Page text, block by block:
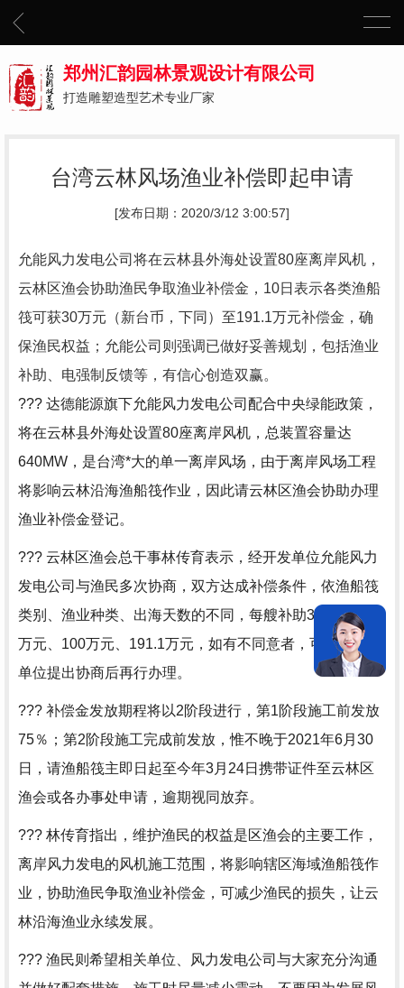
郑州汇韵园林景观设计有限公司
打造雕塑造型艺术专业厂家
台湾云林风场渔业补偿即起申请
[发布日期：2020/3/12 3:00:57]
允能风力发电公司将在云林县外海处设置80座离岸风机，
云林区渔会协助渔民争取渔业补偿金，10日表示各类渔船
筏可获30万元（新台币，下同）至191.1万元补偿金，确
保渔民权益；允能公司则强调已做好妥善规划，包括渔业
补助、电强制反馈等，有信心创造双赢。
??? 达德能源旗下允能风力发电公司配合中央绿能政策，
将在云林县外海处设置80座离岸风机，总装置容量达
640MW，是台湾*大的单一离岸风场，由于离岸风场工程
将影响云林沿海渔船筏作业，因此请云林区渔会协助办理
渔业补偿金登记。
??? 云林区渔会总干事林传育表示，经开发单位允能风力
发电公司与渔民多次协商，双方达成补偿条件，依渔船筏
类别、渔业种类、出海天数的不同，每艘补助30万元、50
万元、100万元、191.1万元，如有不同意者，可径向开发
单位提出协商后再行办理。
??? 补偿金发放期程将以2阶段进行，第1阶段施工前发放
75％；第2阶段施工完成前发放，惟不晚于2021年6月30
日，请渔船筏主即日起至今年3月24日携带证件至云林区
渔会或各办事处申请，逾期视同放弃。
??? 林传育指出，维护渔民的权益是区渔会的主要工作，
离岸风力发电的风机施工范围，将影响辖区海域渔船筏作
业，协助渔民争取渔业补偿金，可减少渔民的损失，让云
林沿海渔业永续发展。
??? 渔民则希望相关单位、风力发电公司与大家充分沟通